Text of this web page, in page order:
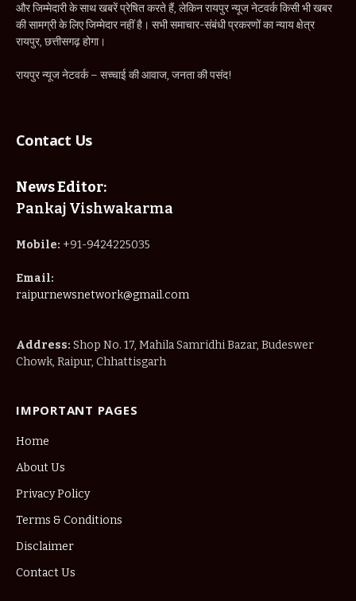
और जिम्मेदारी के साथ खबरें प्रेषित करते हैं, लेकिन रायपुर न्यूज नेटवर्क किसी भी खबर
की सामग्री के लिए जिम्मेदार नहीं है। सभी समाचार-संबंधी प्रकरणों का न्याय क्षेत्र
रायपुर, छत्तीसगढ़ होगा।
रायपुर न्यूज नेटवर्क – सच्चाई की आवाज, जनता की पसंद!
Contact Us
News Editor:
Pankaj Vishwakarma
Mobile: +91-9424225035
Email:
raipurnewsnetwork@gmail.com
Address: Shop No. 17, Mahila Samridhi Bazar, Budeswer
Chowk, Raipur, Chhattisgarh
IMPORTANT PAGES
Home
About Us
Privacy Policy
Terms & Conditions
Disclaimer
Contact Us